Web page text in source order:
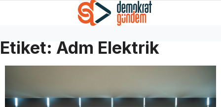
Etiket: Adm Elektrik